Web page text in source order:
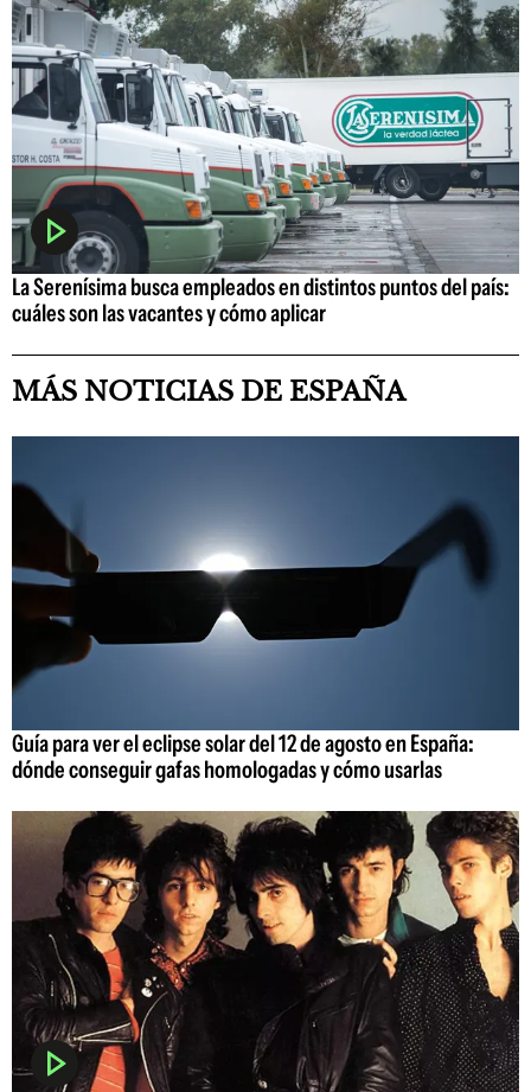
La Serenísima busca empleados en distintos puntos del país:
cuáles son las vacantes y cómo aplicar
MÁS NOTICIAS DE ESPAÑA
Guía para ver el eclipse solar del 12 de agosto en España:
dónde conseguir gafas homologadas y cómo usarlas